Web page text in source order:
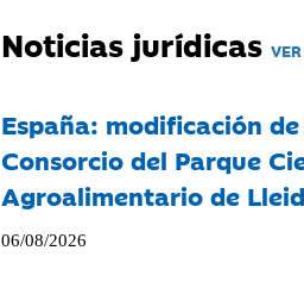
Noticias jurídicas
España: modificación
Consorcio del Parque
Agroalimentario de
06/08/2026